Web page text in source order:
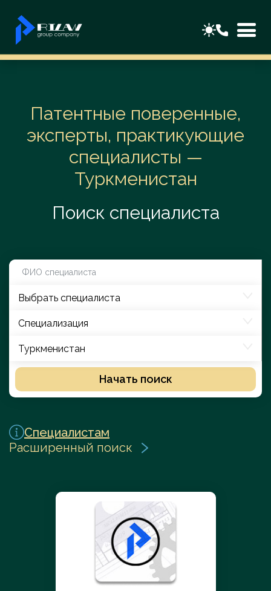
Патентные поверенные,
эксперты, практикующие
специалисты —
Туркменистан
Поиск специалиста
Выбрать специалиста
Специализация
Туркменистан
Начать поиск
Специалистам
Расширенный поиск